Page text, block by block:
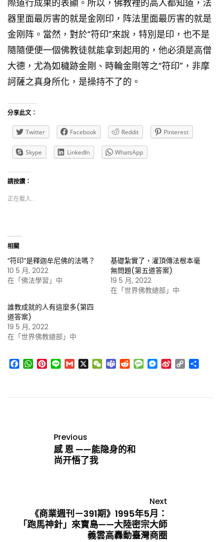
際道行成果的表顯。所以，佛教裡的高人都知道，法
器里面最厉害的就是金刚印，阵法里面最厉害的就是
金刚阵。當然，對於“符印”來說，特別是印，也不是
隨隨便便一個佛教徒就能拿到起用的，他必須是高僧
大德，尤為如穢跡金剛、時輪金剛等之“符印”，非摩
訶薩之真身所化，是操持不了的。
分享此文：
Twitter Facebook Reddit Pinterest
Skype LinkedIn WhatsApp
請按讚：
正在載入...
相關
“符印”是釋迦牟尼佛的法嗎？
10 5 月, 2022
在「佛法學習」中
基礎紮實了，灌頂傳法根本毫
無問題(第五道答案)
19 5 月, 2022
在「世界佛教總部」中
誰教成就的人有這麼多(第四
道答案)
19 5 月, 2022
在「世界佛教總部」中
Facebook
WhatsApp
Pinterest
Line Gmail
X WeChat
TeamsRedditMessage
Messenger
Sina Copy
Previous
感 恩 ——能隐身的和
尚开悟了我
Next
《商業週刊－391期》1995年5月：
「跑馬神針」來寶島——大陸密宗大師
義雲高轟動臺灣商圈